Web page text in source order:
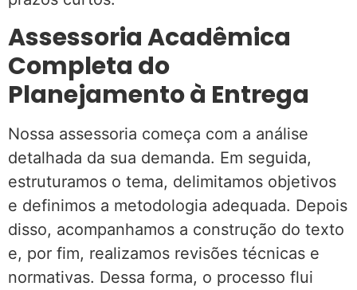
Assessoria Acadêmica
Completa do
Planejamento à Entrega
Nossa assessoria começa com a análise
detalhada da sua demanda. Em seguida,
estruturamos o tema, delimitamos objetivos
e definimos a metodologia adequada. Depois
disso, acompanhamos a construção do texto
e, por fim, realizamos revisões técnicas e
normativas. Dessa forma, o processo flui